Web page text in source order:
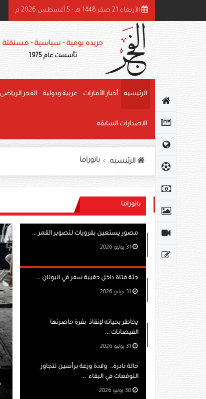
الوثبة للرطب يتوج الفائزين في «خرايف البيت» والمانجو
الأربعاء 21 صفر 1448 هـ - 5 أغسطس 2026 م
جريده يومية - سياسية - مستقلة
تأسست عام 1975
الرئيسيه أخبار الأمارات عربية ودولية الفجر الرياضى
الاصدارات السابقه
الرئيسيه بانوراما
بانوراما
مصور يستعين بقرويات لتصوير القمر ...
جثة فتاة داخل حقيبة سفر في اليونان ...
يخاطر بحياته لإنقاذ بقرة حاصرتها
الفيضانات ...
حالة نادرة.. ولادة وزغة برأسين تتجاوز
التوقعات في البقاء ...
بقرويات لتصوير القمر